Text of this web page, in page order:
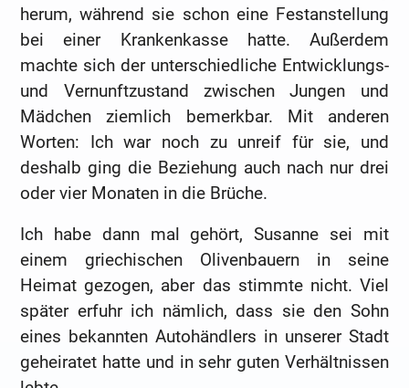
herum, während sie schon eine Festanstellung
bei einer Krankenkasse hatte. Außerdem
machte sich der unterschiedliche Entwicklungs-
und Vernunftzustand zwischen Jungen und
Mädchen ziemlich bemerkbar. Mit anderen
Worten: Ich war noch zu unreif für sie, und
deshalb ging die Beziehung auch nach nur drei
oder vier Monaten in die Brüche.
Ich habe dann mal gehört, Susanne sei mit
einem griechischen Olivenbauern in seine
Heimat gezogen, aber das stimmte nicht. Viel
später erfuhr ich nämlich, dass sie den Sohn
eines bekannten Autohändlers in unserer Stadt
geheiratet hatte und in sehr guten Verhältnissen